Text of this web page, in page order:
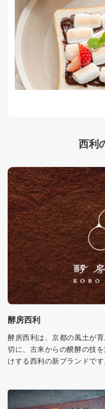
西利
酵房西利
酵房西利は、京都の風土が
切に、古来からの醗酵の技
けする西利の新ブランドです